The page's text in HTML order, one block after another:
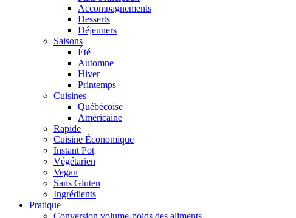
Accompagnements
Desserts
Déjeuners
Saisons
Été
Automne
Hiver
Printemps
Cuisines
Québécoise
Américaine
Rapide
Cuisine Économique
Instant Pot
Végétarien
Vegan
Sans Gluten
Ingrédients
Pratique
Conversion volume-poids des aliments